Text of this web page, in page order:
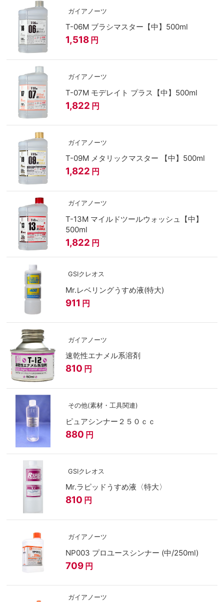
ガイアノーツ
T-06M ブラシマスター【中】500ml
1,518 円
ガイアノーツ
T-07M モデレイト プラス【中】500ml
1,822 円
ガイアノーツ
T-09M メタリックマスター 【中】500ml
1,822 円
ガイアノーツ
T-13M マイルドツールウォッシュ【中】
500ml
1,822 円
GSIクレオス
Mr.レベリングうすめ液(特大)
911 円
ガイアノーツ
速乾性エナメル系溶剤
810 円
その他(素材・工具関連)
ピュアシンナー２５０ｃｃ
880 円
GSIクレオス
Mr.ラピッドうすめ液〈特大〉
810 円
ガイアノーツ
NP003 プロユースシンナー (中/250ml)
709 円
ガイアノーツ